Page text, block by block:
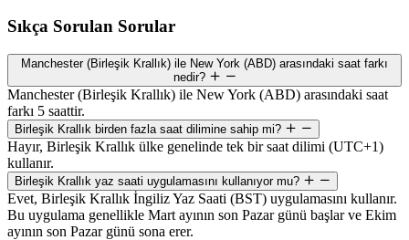
Sıkça Sorulan Sorular
Manchester (Birleşik Krallık) ile New York (ABD) arasındaki saat farkı
nedir?
Manchester (Birleşik Krallık) ile New York (ABD) arasındaki saat
farkı 5 saattir.
Birleşik Krallık birden fazla saat dilimine sahip mi?
Hayır, Birleşik Krallık ülke genelinde tek bir saat dilimi (UTC+1)
kullanır.
Birleşik Krallık yaz saati uygulamasını kullanıyor mu?
Evet, Birleşik Krallık İngiliz Yaz Saati (BST) uygulamasını kullanır.
Bu uygulama genellikle Mart ayının son Pazar günü başlar ve Ekim
ayının son Pazar günü sona erer.